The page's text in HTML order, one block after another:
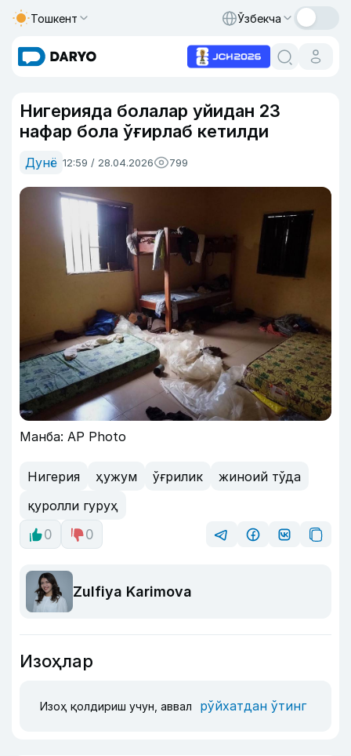
Тошкент Ўзбекча
Нигерияда болалар уйидан 23
нафар бола ўғирлаб кетилди
Дунё 12:59 / 28.04.2026 799
Манба: AP Photo
Нигерия ҳужум ўғрилик
жиноий тўда
қуролли гуруҳ
0
0
Zulfiya Karimova
Изоҳлар
Изоҳ қолдириш учун, аввал рўйхатдан ўтинг